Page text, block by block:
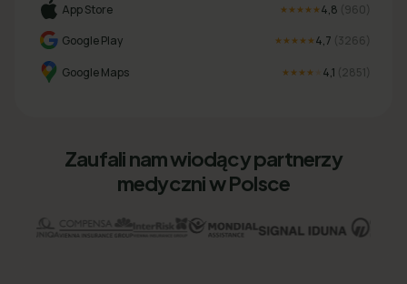
App Store ★★★★★ 4,8 (960
Google Play
★★★★★ 4,7 (3266
Google Maps ★★★★ 4,1 (2851
Zaufali nam wiodący partnerzy
medyczni w Polsce